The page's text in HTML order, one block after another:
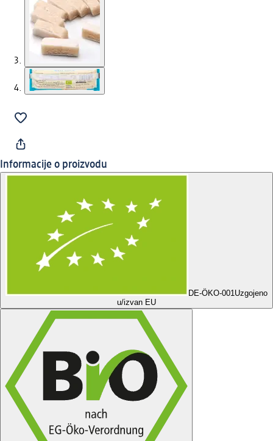
Informacije o proizvodu
DE-ÖKO-001Uzgojeno
u/izvan EU